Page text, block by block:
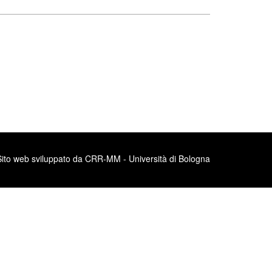
web sviluppato da CRR-MM - Università di Bologna